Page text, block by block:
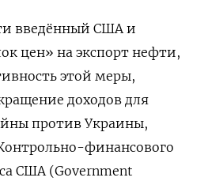
введённый США и
цен» на экспорт нефти,
этой меры,
доходов для
против Украины,
финансового
США (Government